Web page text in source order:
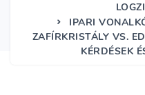
LOGZI
IPARI
ZAFÍRKRISTÁLY VS.
KÉRDÉSEK